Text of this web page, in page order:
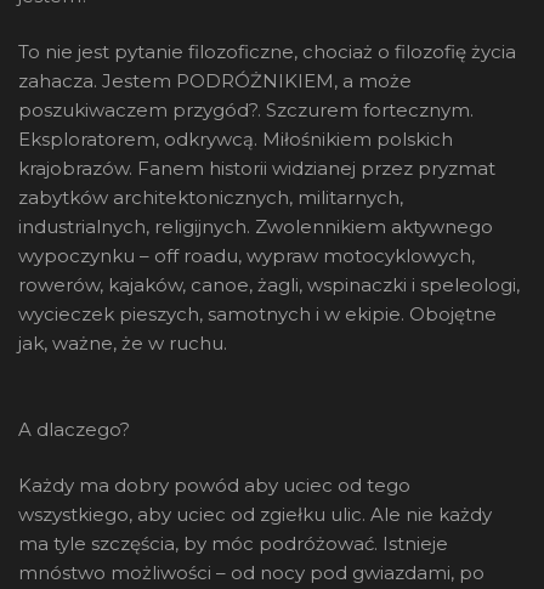
To nie jest pytanie filozoficzne, chociaż o filozofię życia
zahacza. Jestem PODRÓŻNIKIEM, a może
poszukiwaczem przygód?. Szczurem fortecznym.
Eksploratorem, odkrywcą. Miłośnikiem polskich
krajobrazów. Fanem historii widzianej przez pryzmat
zabytków architektonicznych, militarnych,
industrialnych, religijnych. Zwolennikiem aktywnego
wypoczynku – off roadu, wypraw motocyklowych,
rowerów, kajaków, canoe, żagli, wspinaczki i speleologi,
wycieczek pieszych, samotnych i w ekipie. Obojętne
jak, ważne, że w ruchu.
A dlaczego?
Każdy ma dobry powód aby uciec od tego
wszystkiego, aby uciec od zgiełku ulic. Ale nie każdy
ma tyle szczęścia, by móc podróżować. Istnieje
mnóstwo możliwości – od nocy pod gwiazdami, po